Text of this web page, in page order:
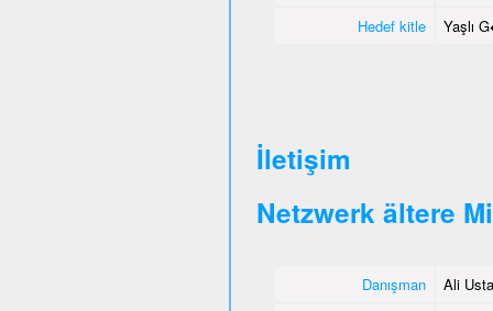
Hedef kitle
Yaşlı
İletişim
Netzwerk ältere
Danışman
Ali